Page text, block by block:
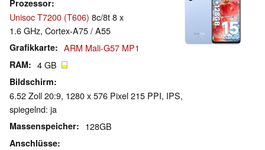
Prozessor
Unisoc T7200 (T606) 8c/8t 8 x
1.6 GHz, Cortex-A75 / A55
Grafikkarte ARM Mali-G57 MP1
RAM 4 GB
Bildschirm
6.52 Zoll 20:9, 1280 x 576 Pixel 215 PPI, IPS,
spiegelnd: ja
Massenspeicher 128GB
Anschlüsse